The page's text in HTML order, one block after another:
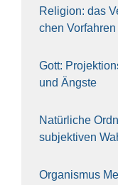
Reli­gi­on: das
chen Vor­fah­ren
Gott:
und Ängs­te
Natür­li­che
sub­jek­ti­ven
Orga­nis­mus